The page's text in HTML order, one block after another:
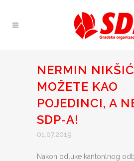
NERMIN
MOŽETE KAO
POJEDINCI, A
SDP-A!
01.07.2019
Nakon odluke kantonlnog